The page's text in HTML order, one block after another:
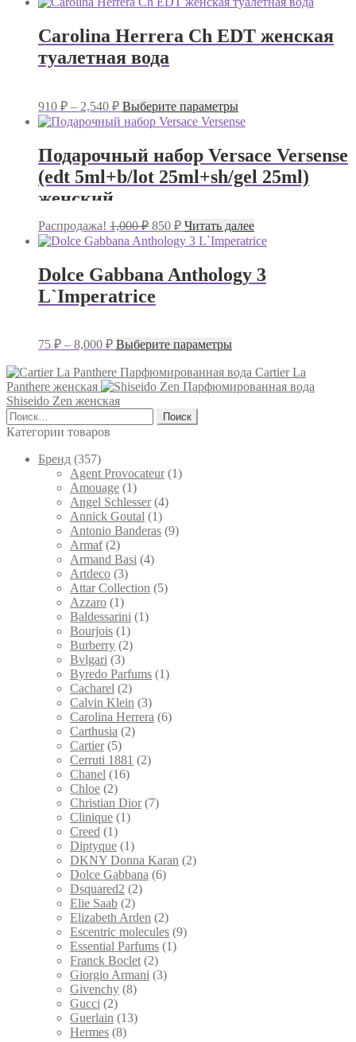
Carolina Herrera Ch EDT женская
туалетная вода
910 ₽ – 2,540 ₽Диапазон
цен:
2,540 ₽
Выберите параметрыЭтот
товар
имеет
несколько
вариаций.
Опции
можно
странице
товара.
Подарочный набор Versace Versense
(edt 5ml+b/lot 25ml+sh/gel 25ml)
женский
Распродажа! 1,000₽ Первоначальная
цена
составляла
1,000 ₽.
850 ₽Текущая
цена:
Читать далее
Dolce Gabbana Anthology 3
L`Imperatrice
75 ₽ – 8,000 ₽Диапазон
75 ₽
–
8,000 ₽
Выберите параметрыЭтот
имеет
несколько
Парфюмированная вода Cartier La
Panthere женская
Парфюмированная вода
Shiseido Zen женская
Найти:
Категории товаров
Брeнд (357)
Agent Provocateur (1)
Amouage (1)
Angel Schlesser (4)
Annick Goutal (1)
Antonio Banderas (9)
Armaf (2)
Armand Basi (4)
Artdeco (3)
Attar Collection (5)
Azzaro (1)
Baldessarini (1)
Bourjois (1)
Burberry (2)
Bvlgari (3)
Byredo Parfums (1)
Cacharel (2)
Calvin Klein (3)
Carolina Herrera (6)
Carthusia (2)
Cartier (5)
Cerruti 1881 (2)
Chanel (16)
Chloe (2)
Christian Dior (7)
Clinique (1)
Creed (1)
Diptyque (1)
DKNY Donna Karan (2)
Dolce Gabbana (6)
Dsquared2 (2)
Elie Saab (2)
Elizabeth Arden (2)
Escentric molecules (9)
Essential Parfums (1)
Franck Boclet (2)
Giorgio Armani (3)
Givenchy (8)
Gucci (2)
Guerlain (13)
Hermes (8)